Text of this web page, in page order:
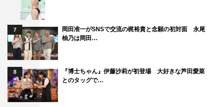
7
岡田准一がSNSで交流の梶裕貴と念願の初対面 永尾
柚乃は岡田…
8
『博士ちゃん』伊藤沙莉が初登場 大好きな芦田愛菜
とのタッグで…